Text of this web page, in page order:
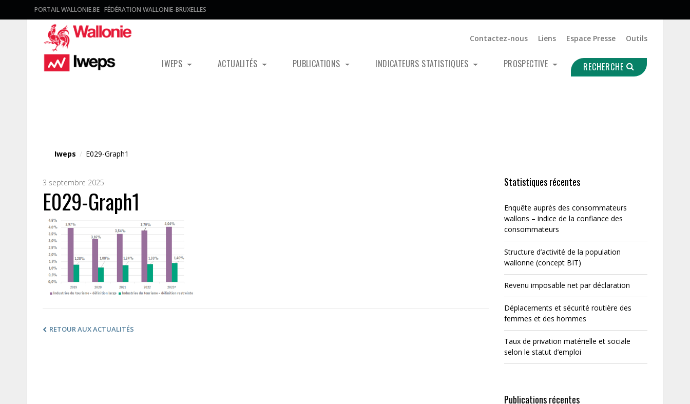
PORTAIL WALLONIE.BE FÉDÉRATION WALLONIE-BRUXELLES
Contactez-nous Liens Espace Presse Outils
IWEPS ACTUALITÉS PUBLICATIONS INDICATEURS STATISTIQUES PROSPECTIVE RECHERCHE
Iweps / E029-Graph1
3 septembre 2025
E029-Graph1
RETOUR AUX ACTUALITÉS
Statistiques récentes
Enquête auprès des consommateurs
wallons – indice de la confiance des
consommateurs
Structure d’activité de la population
wallonne (concept BIT)
Revenu imposable net par déclaration
Déplacements et sécurité routière des
femmes et des hommes
Taux de privation matérielle et sociale
selon le statut d’emploi
Publications récentes